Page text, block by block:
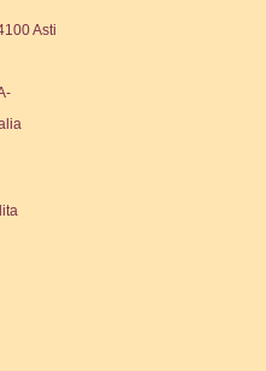
Asti